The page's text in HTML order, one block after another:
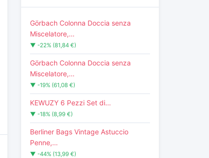
Görbach Colonna Doccia senza
Miscelatore,…
▼ -22% (81,84 €)
Görbach Colonna Doccia senza
Miscelatore,…
▼ -19% (61,08 €)
KEWUZY 6 Pezzi Set di…
▼ -18% (8,99 €)
Berliner Bags Vintage Astuccio
Penne,…
▼ -44% (13,99 €)